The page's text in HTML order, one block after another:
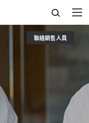
聯絡銷售人員